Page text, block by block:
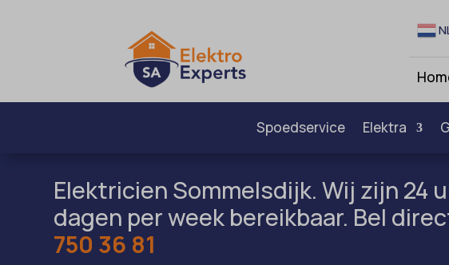
Spoedservice Elektra
Elektricien Sommelsdijk. Wij zijn 24
dagen per week bereikbaar. Bel
750 36 81